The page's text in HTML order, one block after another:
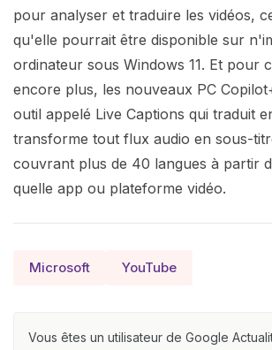
pour analyser et traduire les vidéos,
qu'elle pourrait être disponible sur
ordinateur sous Windows 11. Et pour
encore plus, les nouveaux PC
outil appelé Live Captions qui traduit
transforme tout flux audio en sous-
couvrant plus de 40 langues à partir
quelle app ou plateforme vidéo.
Microsoft YouTube
Vous êtes un utilisateur de Google